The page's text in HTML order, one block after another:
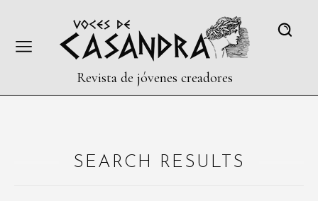
Revista de jóvenes creadores
SEARCH RESULTS